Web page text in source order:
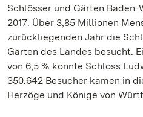
Schlösser und Gärten
2017. Über 3,85 Millionen
zurückliegenden Jahr die
Gärten des Landes besucht.
von 6,5 % konnte Schloss
350.642 Besucher kamen in
Herzöge und Könige von